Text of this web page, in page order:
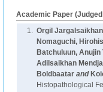
Academic Paper
1. Orgil
Nomaguchi,
Batchuluun,
Adilsaikhan
Boldbaatarand
Histopathological